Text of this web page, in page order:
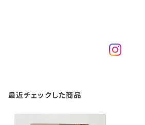
最近チェックした商品